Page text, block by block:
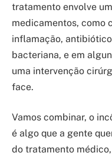
tratamento envolve
medicamentos, como
inflamação,
bacteriana, e em
uma intervenção
face.
Vamos combinar, o
é algo que a gente
do tratamento